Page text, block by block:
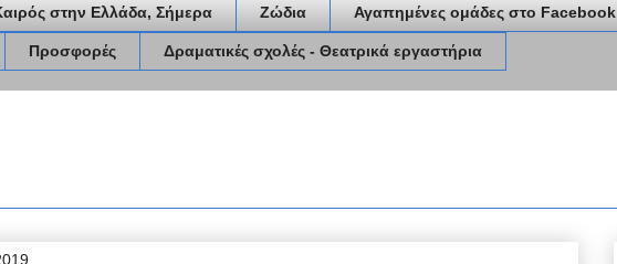
στην Ελλάδα, Σήμερα Ζώδια Αγαπημένες ομάδες στο Facebook
Προσφορές Δραματικές σχολές - Θεατρικά εργαστήρια